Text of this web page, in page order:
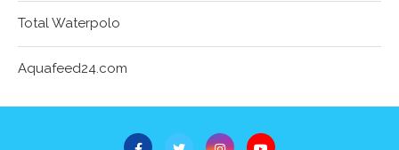
Total Waterpolo
Aquafeed24.com